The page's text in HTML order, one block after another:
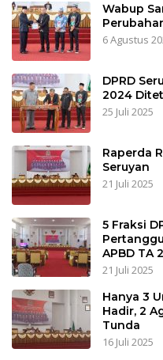
Wabup
6 Agustus
DPRD
2024
25 Juli 2025
Raperda
Seruyan
21 Juli 2025
5 Fraksi
APBD TA
21 Juli 2025
Hanya 3
Hadir, 2
Tunda
16 Juli 2025